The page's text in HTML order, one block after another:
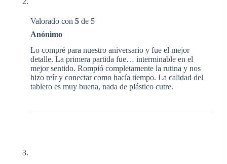
Valorado con 5 de 5
Anónimo
Lo compré para nuestro aniversario y fue el mejor
detalle. La primera partida fue… interminable en el
mejor sentido. Rompió completamente la rutina y nos
hizo reír y conectar como hacía tiempo. La calidad del
tablero es muy buena, nada de plástico cutre.